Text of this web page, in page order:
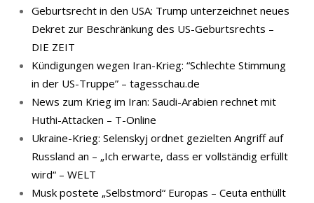
Geburtsrecht in den USA: Trump unterzeichnet neues
Dekret zur Beschränkung des US-Geburtsrechts –
DIE ZEIT
Kündigungen wegen Iran-Krieg: “Schlechte Stimmung
in der US-Truppe” – tagesschau.de
News zum Krieg im Iran: Saudi-Arabien rechnet mit
Huthi-Attacken – T-Online
Ukraine-Krieg: Selenskyj ordnet gezielten Angriff auf
Russland an – „Ich erwarte, dass er vollständig erfüllt
wird“ – WELT
Musk postete „Selbstmord“ Europas – Ceuta enthüllt